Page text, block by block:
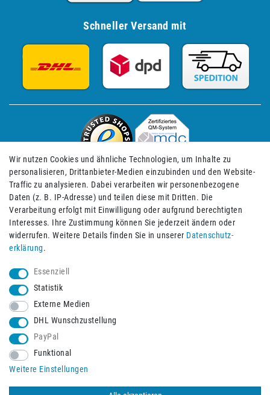
Schneller Versand mit
Impressum Daten­schutz­erklärung AGB
Wir nutzen Cookies und ähnliche Technologien, um Inhalte zu
personalisieren, Drittanbieter-Medien einzubinden und den Website-
Traffic zu analysieren. Dabei verarbeiten wir personenbezogene
Daten (z. B. IP-Adresse) und teilen diese mit Dritten. Die
Verarbeitung erfolgt mit Einwilligung oder aufgrund berechtigten
Interesses. Ihre Zustimmung können Sie jederzeit ändern oder
widerrufen. Weitere Details finden Sie in unserer Daten­schutz­
erklärung.
Essenziell
Statistik
Externe Medien
DHL Wunschzustellung
PayPal
Funktional
Weitere Einstellungen